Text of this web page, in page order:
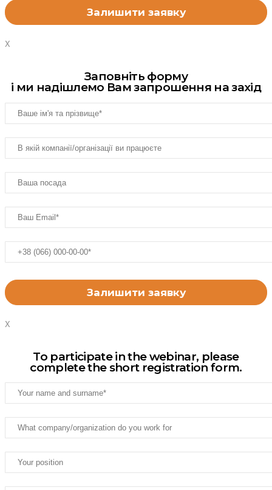
X
Заповніть форму
і ми надішлемо Вам запрошення на захід
X
To participate in the webinar, please
complete the short registration form.